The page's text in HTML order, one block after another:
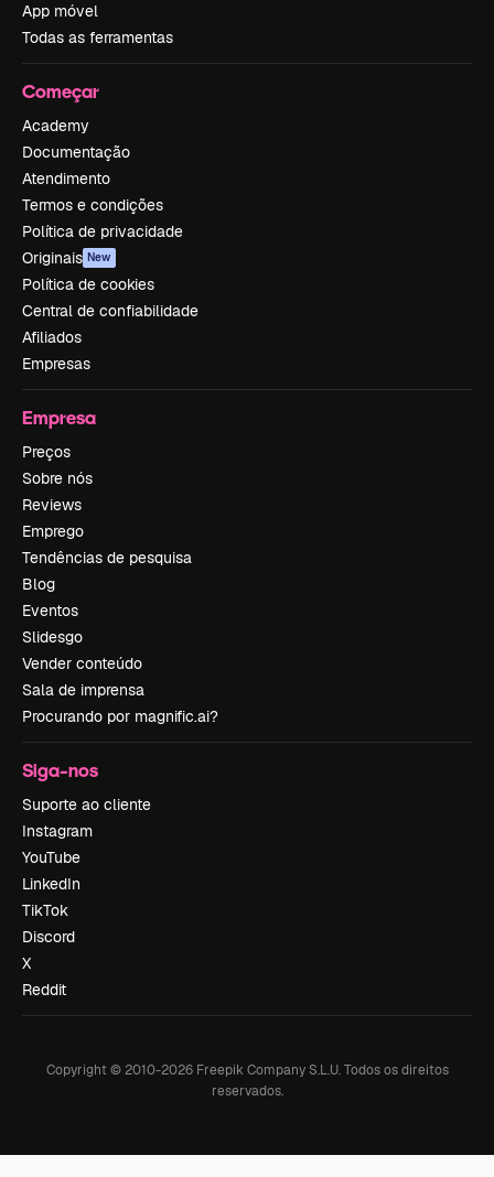
App móvel
Todas as ferramentas
Começar
Academy
Documentação
Atendimento
Termos e condições
Política de privacidade
Originais New
Política de cookies
Central de confiabilidade
Afiliados
Empresas
Empresa
Preços
Sobre nós
Reviews
Emprego
Tendências de pesquisa
Blog
Eventos
Slidesgo
Vender conteúdo
Sala de imprensa
Procurando por magnific.ai?
Siga-nos
Suporte ao cliente
Instagram
YouTube
LinkedIn
TikTok
Discord
X
Reddit
Copyright © 2010-2026Freepik Company S.L.U. Todos os direitos
reservados.